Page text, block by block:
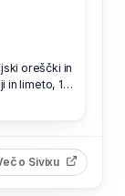
oreščki in
in limeto, 140
o Sivixu (odpre